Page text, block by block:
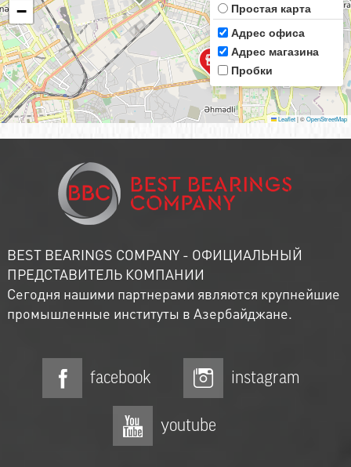
−
Простая карта
Адрес офиса
Адрес магазина
Пробки
Leaflet|©OpenStreetMap
BEST BEARINGS COMPANY - ОФИЦИАЛЬНЫЙ
ПРЕДСТАВИТЕЛЬ КОМПАНИИ
Сегодня нашими партнерами являются крупнейшие
промышленные институты в Азербайджане.
facebook instagram
youtube